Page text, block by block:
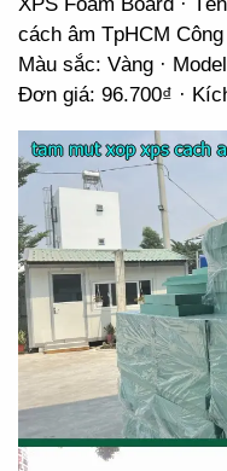
cách âm TpHCM
Màu sắc: Vàng ·
Đơn giá: 96.700₫ ·